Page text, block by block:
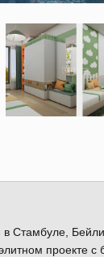
Стамбуле,
проекте с